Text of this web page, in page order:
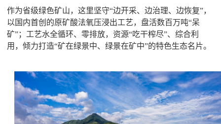
作为省级绿色矿山，这里坚守“边开采、边治理、边恢复”，
以国内首创的原矿酸法氧压浸出工艺，盘活数百万吨“呆
矿”；工艺水全循环、零排放，资源“吃干榨尽”、综合利
用，倾力打造“矿在绿景中、绿景在矿中”的特色生态名片。